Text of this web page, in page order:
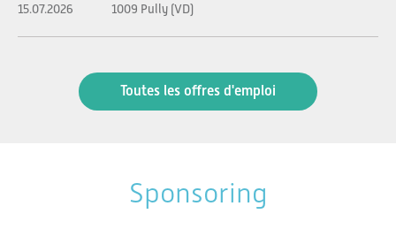
15.07.2026 1009 Pully (VD)
Toutes les offres d'emploi
Sponsoring